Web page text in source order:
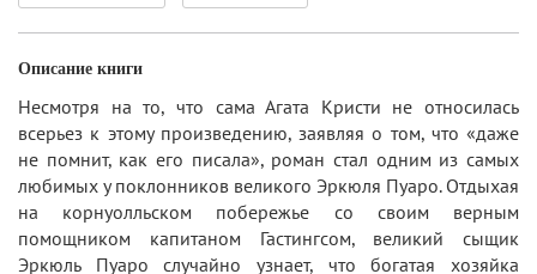
Описание книги
Несмотря на то, что сама Агата Кристи не относилась
всерьез к этому произведению, заявляя о том, что «даже
не помнит, как его писала», роман стал одним из самых
любимых у поклонников великого Эркюля Пуаро. Отдыхая
на корнуолльском побережье со своим верным
помощником капитаном Гастингсом, великий сыщик
Эркюль Пуаро случайно узнает, что богатая хозяйка